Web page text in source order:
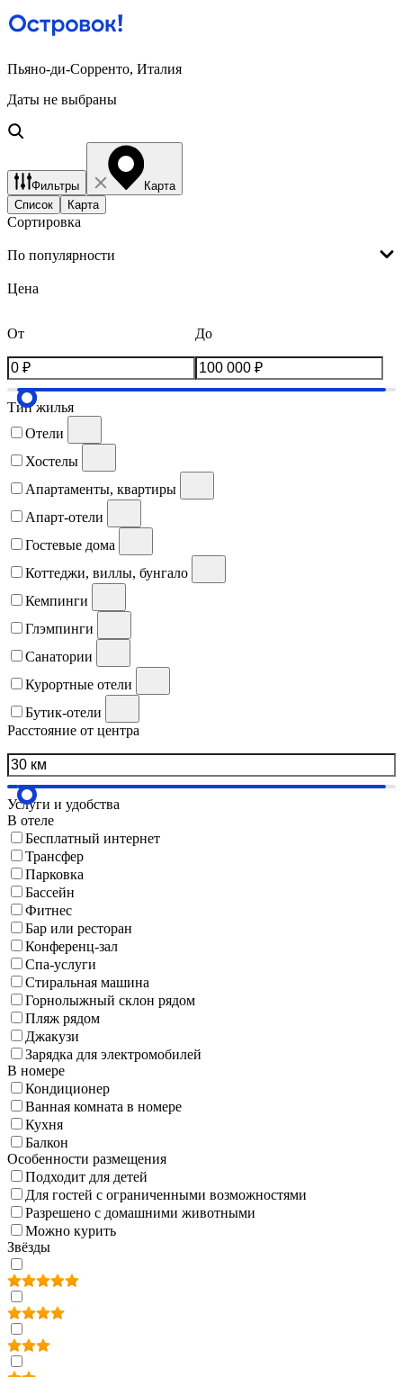
Пьяно-ди-Сорренто, Италия
Даты не выбраны
Фильтры
Карта
Список
Карта
Сортировка
По популярности
Цена
От До
Тип жилья
Отели
Хостелы
Апартаменты, квартиры
Апарт-отели
Гостевые дома
Коттеджи, виллы, бунгало
Кемпинги
Глэмпинги
Санатории
Курортные отели
Бутик-отели
Расстояние от центра
Услуги и удобства
В отеле
Бесплатный интернет
Трансфер
Парковка
Бассейн
Фитнес
Бар или ресторан
Конференц-зал
Спа-услуги
Стиральная машина
Горнолыжный склон рядом
Пляж рядом
Джакузи
Зарядка для электромобилей
В номере
Кондиционер
Ванная комната в номере
Кухня
Балкон
Особенности размещения
Подходит для детей
Для гостей с ограниченными возможностями
Разрешено с домашними животными
Можно курить
Звёзды